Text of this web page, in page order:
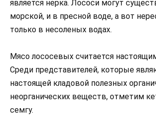
является нерка. Лососи могут
морской, и в пресной воде, а вот
только в несоленых водах.
Мясо лососевых считается
Среди представителей, которые
настоящей кладовой полезных
неорганических веществ, отметим
семгу.